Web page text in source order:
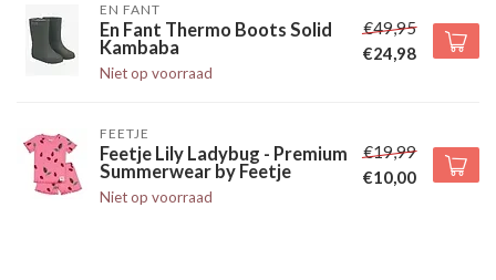
EN FANT
En Fant Thermo Boots Solid
Kambaba
Niet op voorraad
€49,95
€24,98
FEETJE
Feetje Lily Ladybug - Premium
Summerwear by Feetje
Niet op voorraad
€19,99
€10,00